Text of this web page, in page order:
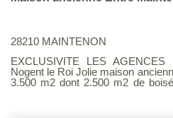
28210 MAINTENON
EXCLUSIVITE LES
Nogent le Roi Jolie maison
3.500 m2 dont 2.500 m2 de